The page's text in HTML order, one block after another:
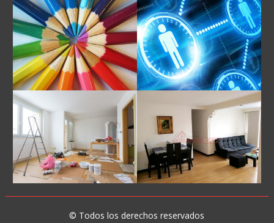
© Todos los derechos reservados